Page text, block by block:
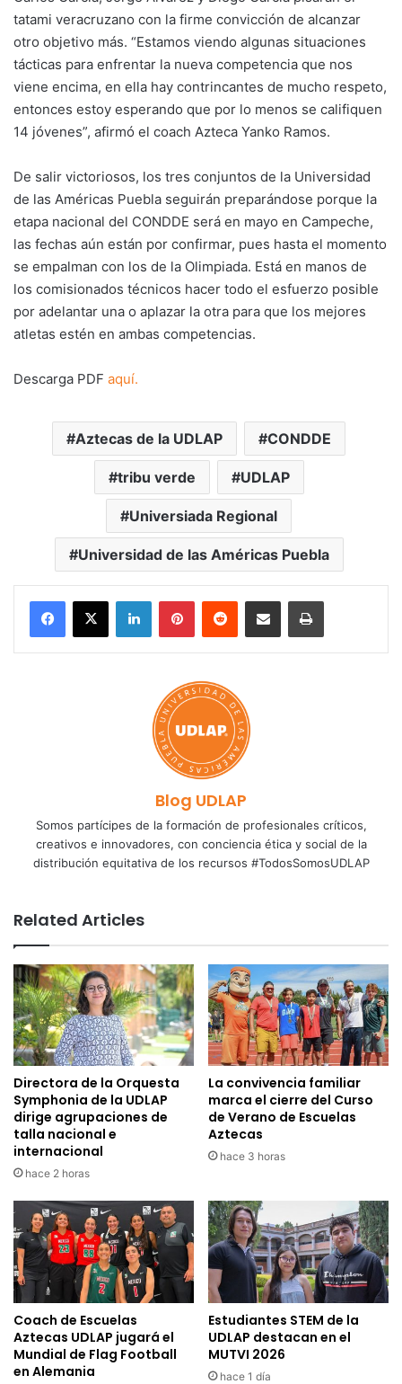
tatami veracruzano con la firme convicción de alcanzar
otro objetivo más. “Estamos viendo algunas situaciones
tácticas para enfrentar la nueva competencia que nos
viene encima, en ella hay contrincantes de mucho respeto,
entonces estoy esperando que por lo menos se califiquen
14 jóvenes”, afirmó el coach Azteca Yanko Ramos.
De salir victoriosos, los tres conjuntos de la Universidad
de las Américas Puebla seguirán preparándose porque la
etapa nacional del CONDDE será en mayo en Campeche,
las fechas aún están por confirmar, pues hasta el momento
se empalman con los de la Olimpiada. Está en manos de
los comisionados técnicos hacer todo el esfuerzo posible
por adelantar una o aplazar la otra para que los mejores
atletas estén en ambas competencias.
Descarga PDF aquí.
Aztecas de la UDLAP CONDDE
tribu verde UDLAP
Universiada Regional
Universidad de las Américas Puebla
LinkedInPinterestReddit Share via Email Print
Blog UDLAP
Somos partícipes de la formación de profesionales críticos,
creativos e innovadores, con conciencia ética y social de la
distribución equitativa de los recursos #TodosSomosUDLAP
Related Articles
Directora de la Orquesta
Symphonia de la UDLAP
dirige agrupaciones de
talla nacional e
internacional
hace 2 horas
La convivencia familiar
marca el cierre del Curso
de Verano de Escuelas
Aztecas
hace 3 horas
Coach de Escuelas
Aztecas UDLAP jugará el
Mundial de Flag Football
en Alemania
Estudiantes STEM de la
UDLAP destacan en el
MUTVI 2026
hace 1 día